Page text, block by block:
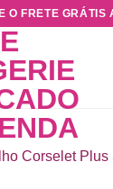
O FRETE